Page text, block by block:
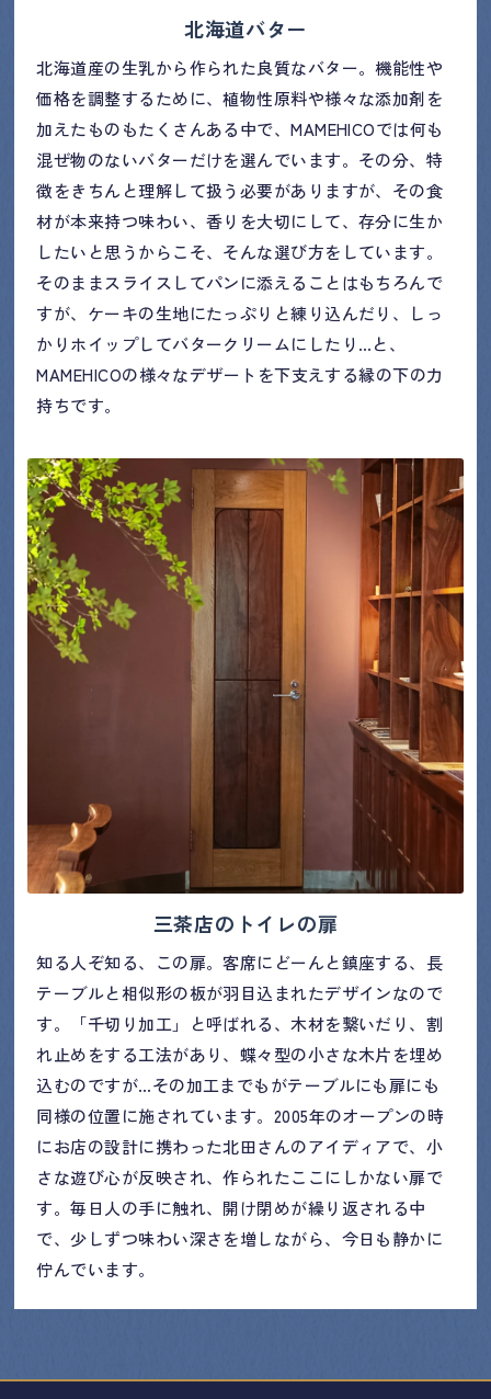
北海道バター
北海道産の生乳から作られた良質なバター。機能性や
価格を調整するために、植物性原料や様々な添加剤を
加えたものもたくさんある中で、MAMEHICOでは何も
混ぜ物のないバターだけを選んでいます。その分、特
徴をきちんと理解して扱う必要がありますが、その食
材が本来持つ味わい、香りを大切にして、存分に生か
したいと思うからこそ、そんな選び方をしています。
そのままスライスしてパンに添えることはもちろんで
すが、ケーキの生地にたっぷりと練り込んだり、しっ
かりホイップしてバタークリームにしたり…と、
MAMEHICOの様々なデザートを下支えする縁の下の力
持ちです。
三茶店のトイレの扉
知る人ぞ知る、この扉。客席にどーんと鎮座する、長
テーブルと相似形の板が羽目込まれたデザインなので
す。「千切り加工」と呼ばれる、木材を繋いだり、割
れ止めをする工法があり、蝶々型の小さな木片を埋め
込むのですが…その加工までもがテーブルにも扉にも
同様の位置に施されています。2005年のオープンの時
にお店の設計に携わった北田さんのアイディアで、小
さな遊び心が反映され、作られたここにしかない扉で
す。毎日人の手に触れ、開け閉めが繰り返される中
で、少しずつ味わい深さを増しながら、今日も静かに
佇んでいます。